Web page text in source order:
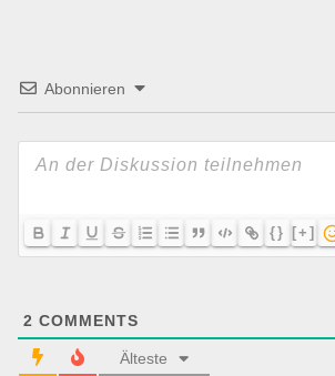
Abonnieren
{} [+]
2 COMMENTS
Älteste